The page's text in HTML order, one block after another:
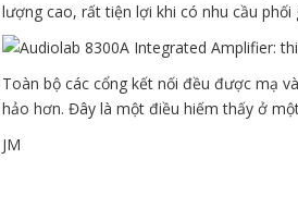
lượng cao, rất tiện lợi khi có nhu cầu
Toàn bộ các cổng kết nối đều được mạ
hảo hơn. Đây là một điều hiếm thấy ở
JM